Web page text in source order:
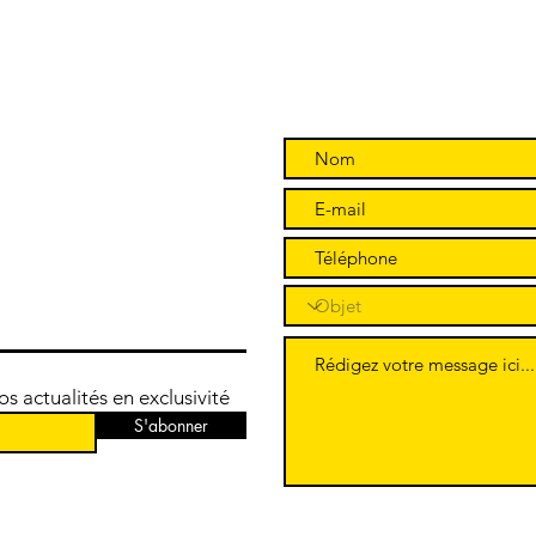
actualités en exclusivité
S'abonner